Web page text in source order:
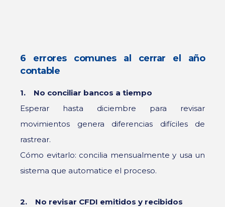
6 errores comunes al cerrar el año
contable
1. No conciliar bancos a tiempo
Esperar hasta diciembre para revisar
movimientos genera diferencias difíciles de
rastrear.
Cómo evitarlo: concilia mensualmente y usa un
sistema que automatice el proceso.
2. No revisar CFDI emitidos y recibidos